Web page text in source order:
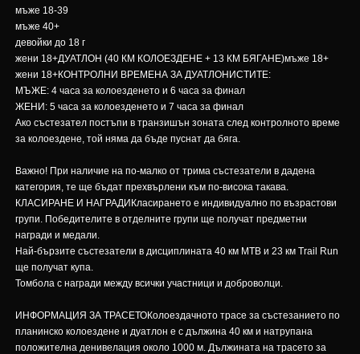
мъже 18-39
мъже 40+
девойки до 18 г
жени 18+ДУАТЛОН (40 КМ КОЛОЕЗДЕНЕ + 13 КМ БЯГАНЕ)мъже 18+
жени 18+КОНТРОЛНИ ВРЕМЕНА ЗА ДУАТЛОНИСТИТЕ:
МЪЖЕ: 4 часа за колоезденето и 6 часа за финал
ЖЕНИ: 5 часа за колоезденето и 7 часа за финал
Ако състезател постъпи в транзишън зоната след контролното време
за колоездене, той няма да бъде пуснат да бяга.
Важно! При наличие на по-малко от трима състезатели в дадена
категория, те ще бъдат прехвърлени към по-висока такава.
КЛАСИРАНЕ И НАГРАДИКласирането е индивидуално по възрастови
групи. Победителите в отделните групи ще получат предметни
награди и медали.
Най-бързите състезатели в дисциплината 40 км MTB и 23 км Trail Run
ще получат купа.
Томбола с награди между всички участници и доброволци.
ИНФОРМАЦИЯ ЗА ТРАСЕТОКолоездачното трасе за състезанието по
планинско колоездене и дуатлон е с дължина 40 км и натрупана
положителна денивелация около 1000 м. Дължината на трасето за